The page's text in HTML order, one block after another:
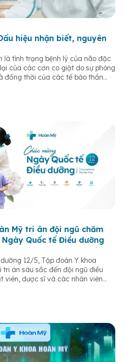
hiệu nhận biết, nguyên
là tình trạng bệnh lý của não đặc
của các cơn co giật do sự phóng
đồng thời của các tế bào thần
Mỹ tri ân đội ngũ chăm
Quốc tế Điều dưỡng
12/5, Tập đoàn Y khoa
ân sâu sắc đến đội ngũ điều
viên, dược sĩ và các nhân viên